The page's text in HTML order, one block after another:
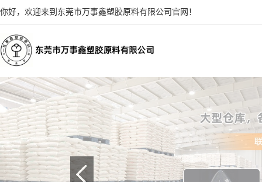
你好，欢迎来到东莞市万事鑫塑胶原料有限公司官网！